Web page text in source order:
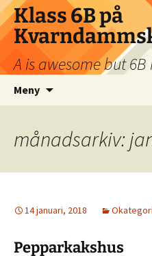
Klass 6B på
A is awesome but
Meny
månadsarkiv:
14 januari, 2018
Pepparkakshus